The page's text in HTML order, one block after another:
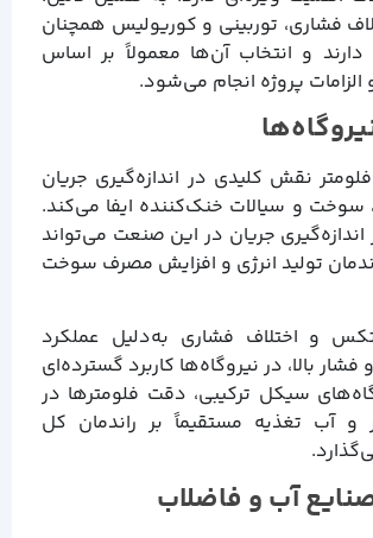
فشاری، توربینی و کوریولیس همچنان
دارند و انتخاب آن‌ها معمولاً بر اساس
الزامات پروژه انجام می‌شود.
فلومتر نقش کلیدی در اندازه‌گیری جریان
سوخت و سیالات خنک‌کننده ایفا می‌کند.
جریان در این صنعت می‌تواند
تولید انرژی و افزایش مصرف سوخت
و اختلاف فشاری به‌دلیل عملکرد
بالا، در نیروگاه‌ها کاربرد گسترده‌ای
سیکل ترکیبی، دقت فلومترها در
آب تغذیه مستقیماً بر راندمان کل
آب و فاضلاب